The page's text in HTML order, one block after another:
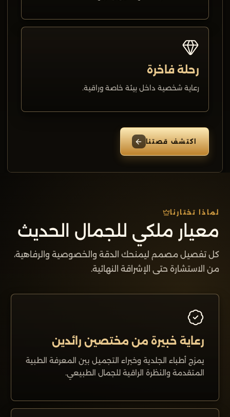
رحلة فاخرة
رعاية شخصية داخل بيئة خاصة وراقية.
اكتشف قصتنا
لماذا تختارنا
معيار ملكي للجمال الحديث
كل تفصيل مصمم ليمنحك الدقة والخصوصية والرفاهية،
من الاستشارة حتى الإشراقة النهائية.
رعاية خبيرة من مختصين رائدين
يمزج أطباء الجلدية وخبراء التجميل بين المعرفة الطبية
المتقدمة والنظرة الراقية للجمال الطبيعي.